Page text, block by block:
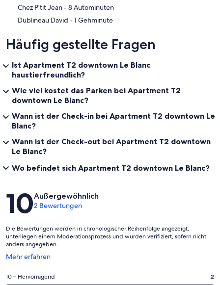
‪Chez P'tit Jean - ‬8 Autominuten
‪Dublineau David - ‬1 Gehminute
Häufig gestellte Fragen
Ist Apartment T2 downtown Le Blanc
haustierfreundlich?
Wie viel kostet das Parken bei Apartment T2
downtown Le Blanc?
Wann ist der Check-in bei Apartment T2 downtown Le
Blanc?
Wann ist der Check-out bei Apartment T2 downtown
Le Blanc?
Wo befindet sich Apartment T2 downtown Le Blanc?
Bewertungen
10Außergewöhnlich
2 Bewertungen
Die Bewertungen werden in chronologischer Reihenfolge angezeigt,
unterliegen einem Moderationsprozess und wurden verifiziert, sofern nicht
anders angegeben.
Mehr erfahren
Wird
einem
neuen
2
10 – Hervorragend 2